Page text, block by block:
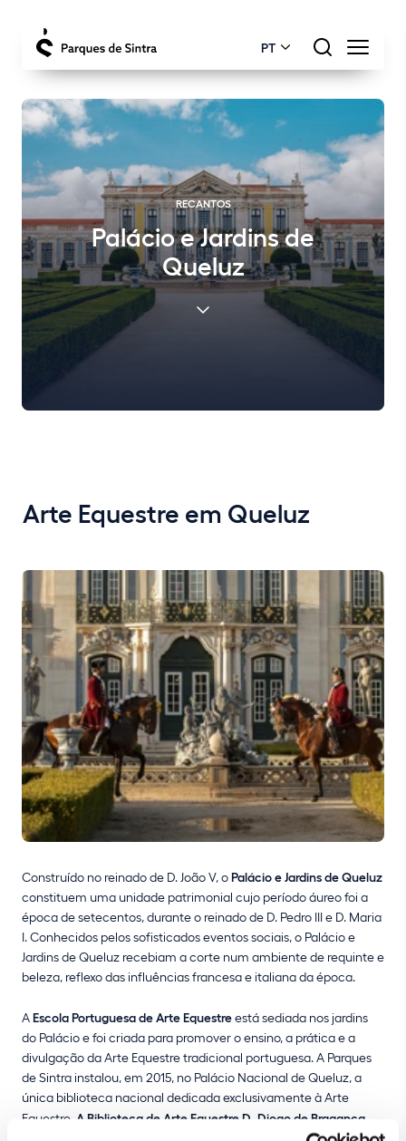
PT
RECANTOS
Palácio e Jardins de
Queluz
Arte Equestre em Queluz
Construído no reinado de D. João V, oPalácio e Jardins de Queluz
constituem uma unidade patrimonial cujo período áureo foi a
época de setecentos, durante o reinado de D. Pedro III e D. Maria
I. Conhecidos pelos sofisticados eventos sociais, o Palácio e
Jardins de Queluz recebiam a corte num ambiente de requinte e
beleza, reflexo das influências francesa e italiana da época.
AEscola Portuguesa de Arte Equestreestá sediada nos jardins
do Palácio e foi criada para promover o ensino, a prática e a
divulgação da Arte Equestre tradicional portuguesa. A Parques
de Sintra instalou, em 2015, no Palácio Nacional de Queluz, a
única biblioteca nacional dedicada exclusivamente à Arte
Equestre. A Biblioteca de Arte Equestre D. Diogo de Bragança
VIII Marquês de Marialva, dispõe de 1.400 títulos, alguns dos